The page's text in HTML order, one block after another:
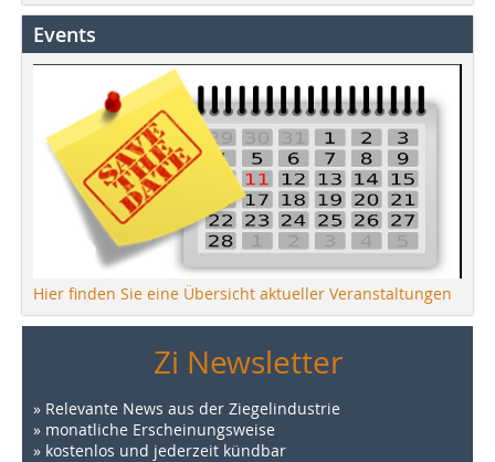
Events
Hier finden Sie eine Übersicht aktueller Veranstaltungen
Zi Newsletter
» Relevante News aus der Ziegelindustrie
» monatliche Erscheinungsweise
» kostenlos und jederzeit kündbar